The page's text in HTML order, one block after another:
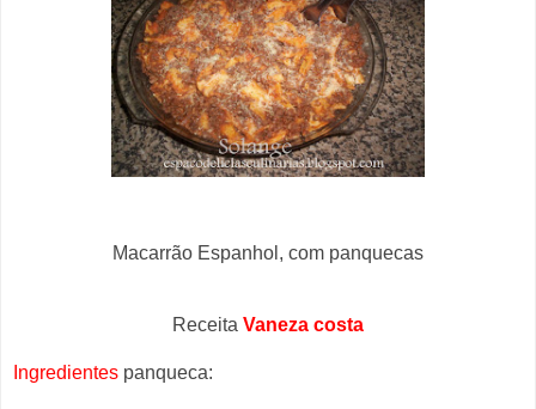
Macarrão Espanhol, com panquecas
Receita Vaneza costa
Ingredientes panqueca: